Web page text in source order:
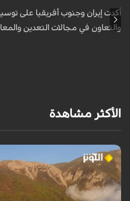
أكدت إيران وجنوب أفريقيا على
والتعاون في مجالات التعدين
الأكثر مشاهدة